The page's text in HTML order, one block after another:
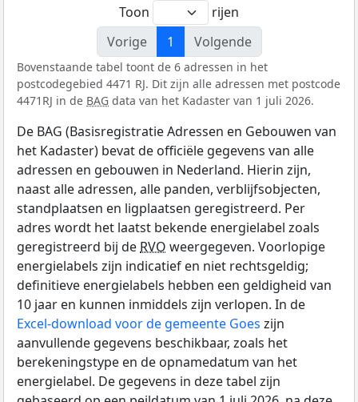
Toon
rijen
Vorige
1 Volgende
Bovenstaande tabel toont de 6 adressen in het
postcodegebied 4471 RJ. Dit zijn alle adressen met postcode
4471RJ in de BAG data van het Kadaster van 1 juli 2026.
De BAG (Basisregistratie Adressen en Gebouwen van
het Kadaster) bevat de officiële gegevens van alle
adressen en gebouwen in Nederland. Hierin zijn,
naast alle adressen, alle panden, verblijfsobjecten,
standplaatsen en ligplaatsen geregistreerd. Per
adres wordt het laatst bekende energielabel zoals
geregistreerd bij de RVO weergegeven. Voorlopige
energielabels zijn indicatief en niet rechtsgeldig;
definitieve energielabels hebben een geldigheid van
10 jaar en kunnen inmiddels zijn verlopen. In de
Excel-download voor de gemeente Goes zijn
aanvullende gegevens beschikbaar, zoals het
berekeningstype en de opnamedatum van het
energielabel. De gegevens in deze tabel zijn